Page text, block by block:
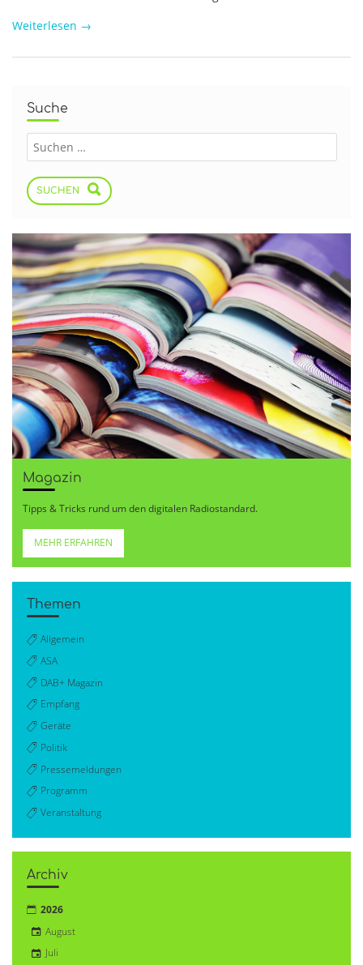
Weiterlesen →
Suche
SUCHEN
Magazin
Tipps & Tricks rund um den digitalen Radiostandard.
MEHR ERFAHREN
Themen
Allgemein
ASA
DAB+ Magazin
Empfang
Geräte
Politik
Pressemeldungen
Programm
Veranstaltung
Archiv
2026
August
Juli